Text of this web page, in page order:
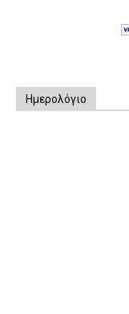
Ημερολόγιο